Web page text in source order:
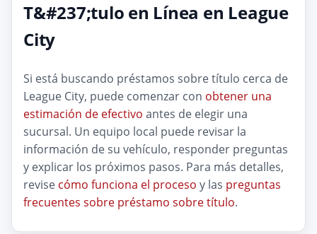
T&#237;tulo en Línea en League
City
Si está buscando préstamos sobre título cerca de
League City, puede comenzar con obtener una
estimación de efectivo antes de elegir una
sucursal. Un equipo local puede revisar la
información de su vehículo, responder preguntas
y explicar los próximos pasos. Para más detalles,
revise cómo funciona el proceso y las preguntas
frecuentes sobre préstamo sobre título.